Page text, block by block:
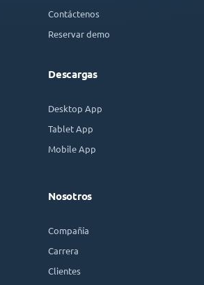
Contáctenos
Reservar demo
Descargas
Desktop App
Tablet App
Mobile App
Nosotros
Compañía
Carrera
Clientes